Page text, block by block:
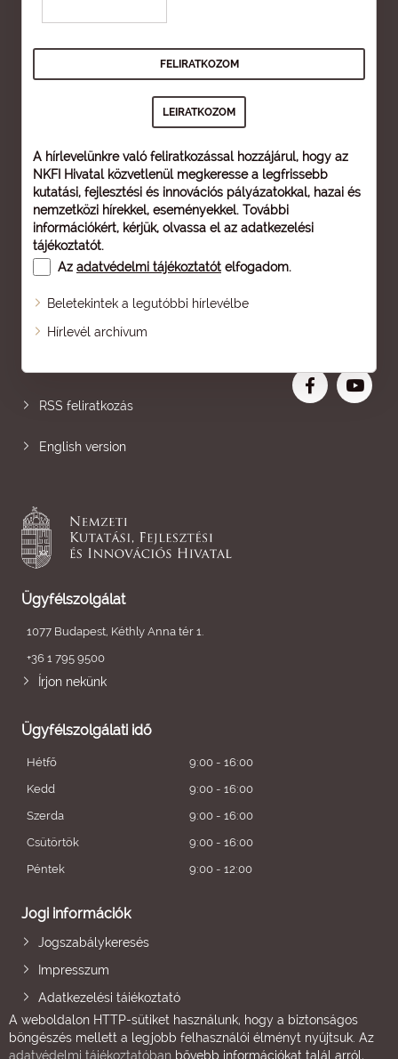
A hírlevelünkre való feliratkozással hozzájárul, hogy az
NKFI Hivatal közvetlenül megkeresse a legfrissebb
kutatási, fejlesztési és innovációs pályázatokkal, hazai és
nemzetközi hírekkel, eseményekkel. További
információkért, kérjük, olvassa el az adatkezelési
tájékoztatót.
Az adatvédelmi tájékoztatót elfogadom.
Beletekintek a legutóbbi hírlevélbe
Hírlevél archívum
Oldaltérkép
RSS feliratkozás
English version
Ügyfélszolgálat
1077 Budapest, Kéthly Anna tér 1.
+36 1 795 9500
Írjon nekünk
Ügyfélszolgálati idő
Hétfő
9:00 - 16:00
Kedd
9:00 - 16:00
Szerda
9:00 - 16:00
Csütörtök
9:00 - 16:00
Péntek
9:00 - 12:00
Jogi információk
Jogszabálykeresés
Impresszum
Adatkezelési tájékoztató
A weboldalon HTTP-sütiket használunk, hogy a biztonságos
böngészés mellett a legjobb felhasználói élményt nyújtsuk. Az
adatvédelmi tájékoztatóban bővebb információkat talál arról,